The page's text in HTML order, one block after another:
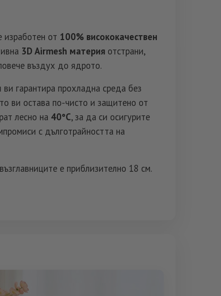
изработен от 100% висококачествен
3D Airmesh материя отстрани,
въздух до ядрото.
гарантира прохладна среда без
ви остава по-чисто и защитено от
лесно на 40°C, за да си осигурите
с дълготрайността на
е приблизително 18 см.